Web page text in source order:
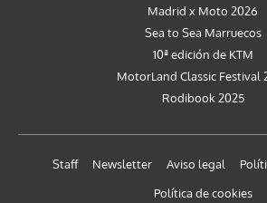
Madrid x Moto 2026
Sea to Sea Marruecos
10ª edición de KTM
MotorLand Classic Festival
Rodibook 2025
Staff Newsletter Aviso legal
Política de cookies